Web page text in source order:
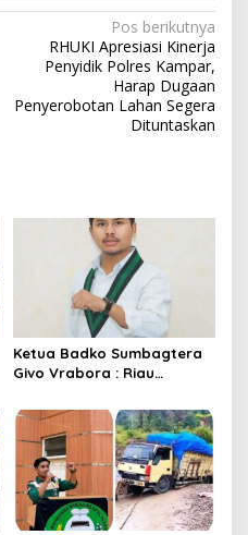
Pos berikutnya
RHUKI Apresiasi Kinerja
Penyidik Polres Kampar,
Harap Dugaan
Penyerobotan Lahan Segera
Dituntaskan
Ketua Badko Sumbagtera
Givo Vrabora : Riau
Standar Tinggi Dalam Tata
Kelola BUMD yang Bersih
dan Akuntabel